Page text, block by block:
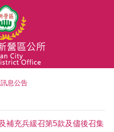
息公告
補充兵緩召第5款及儘後召集